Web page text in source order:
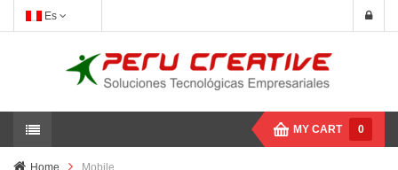
Es
MY CART 0
Home Mobile